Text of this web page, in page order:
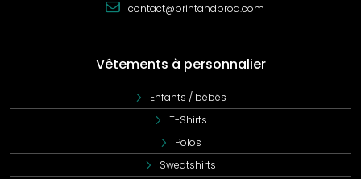
contact@printandprod.com
Vêtements à personnalier
Enfants / bébés
T-Shirts
Polos
Sweatshirts